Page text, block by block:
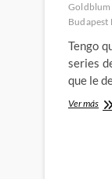
Goldblum
Budapest
Tengo
series
que le
Ver másThe